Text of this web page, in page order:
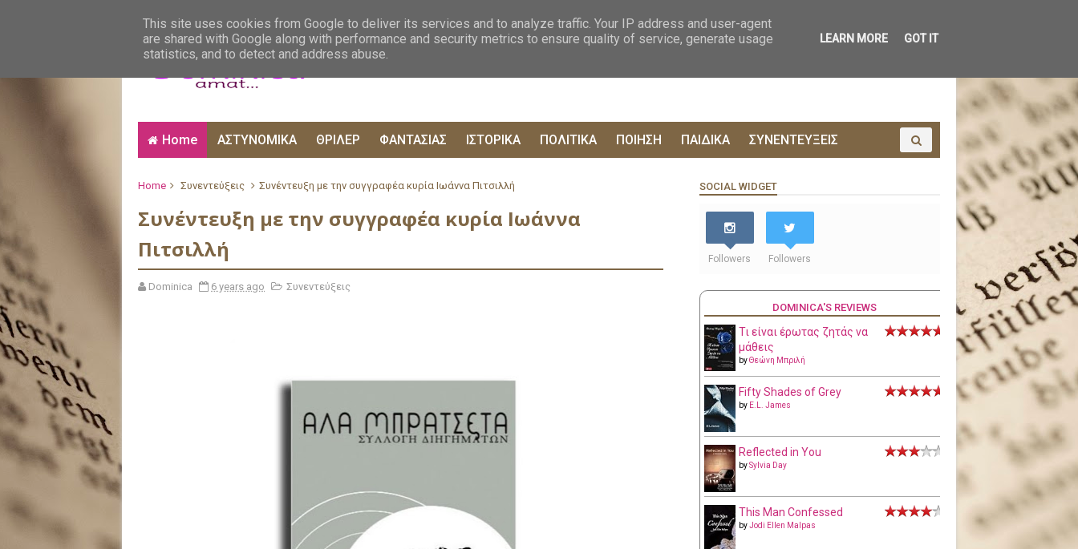
Home ΑΣΤΥΝΟΜΙΚΑ ΘΡΙΛΕΡ ΦΑΝΤΑΣΙΑΣ ΙΣΤΟΡΙΚΑ ΠΟΛΙΤΙΚΑ ΠΟΙΗΣΗ ΠΑΙΔΙΚΑ ΣΥΝΕΝΤΕΥΞΕΙΣ
Home Συνεντεύξεις Συνέντευξη με την συγγραφέα κυρία Ιωάννα Πιτσιλλή
Συνέντευξη με την συγγραφέα κυρία Ιωάννα
Πιτσιλλή
Dominica 6 years ago Συνεντεύξεις
SOCIAL WIDGET
Followers Followers
DOMINICA'S REVIEWS
Τι είναι έρωτας ζητάς να
μάθεις
byΘεώνη Μπριλή
Fifty Shades of Grey
by E.L. James
Reflected in You
bySylvia Day
This Man Confessed
byJodi Ellen Malpas
This site uses cookies from Google to deliver its services and to analyze traffic. Your IP address and user-agent
are shared with Google along with performance and security metrics to ensure quality of service, generate usage
statistics, and to detect and address abuse.
LEARN MORE GOT IT